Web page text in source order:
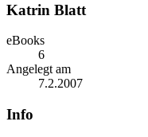
Katrin Blatt
eBooks
6
Angelegt am
7.2.2007
Info